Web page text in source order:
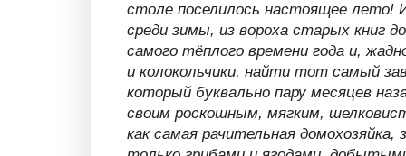
столе поселилось настоящее лето!
среди зимы, из вороха старых книг
самого тёплого времени года и,
и колокольчики, найти тот самый
который буквально пару месяцев
своим роскошным, мягким,
как самая рачительная домохозяйка,